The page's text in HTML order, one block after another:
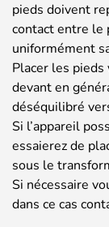
pieds doivent
contact entre le
uniformément
Placer les
devant en
déséquilibré
Si l’appareil
essaierez de
sous le
Si nécessaire
dans ce cas